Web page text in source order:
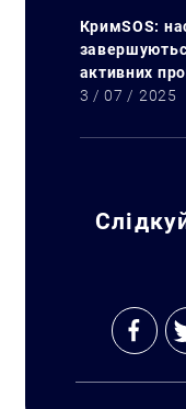
КримSOS:
активних
3 / 07 / 2025